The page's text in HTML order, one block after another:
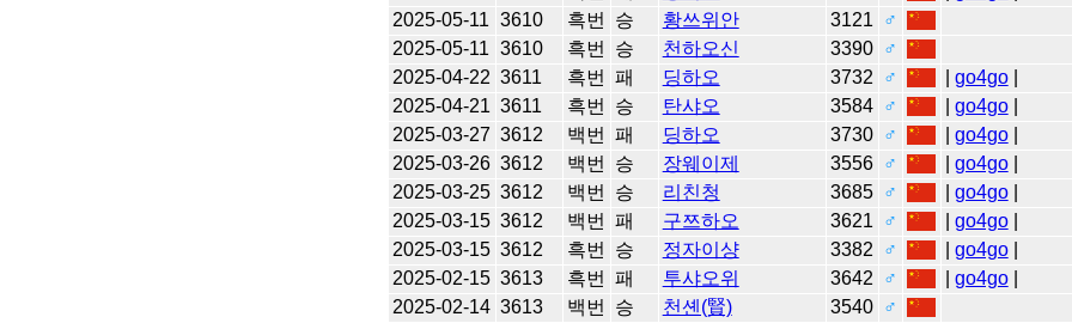
2025-05-11 3610 흑번 승 황쓰위안 3121
♂
2025-05-11 3610 흑번 승 천하오신 3390
♂
2025-04-22 3611 흑번 패 딩하오 3732 ♂ go4go|
2025-04-21 3611 흑번 승 탄샤오 3584 ♂ go4go|
2025-03-27 3612 백번 패 딩하오 3730 ♂ go4go|
2025-03-26 3612 백번 승 장웨이제 3556 ♂ go4go|
2025-03-25 3612 백번 승 리친청 3685 ♂ go4go|
2025-03-15 3612 백번 패 구쯔하오 3621 ♂ go4go|
2025-03-15 3612 흑번 승 정자이샹 3382 ♂ go4go|
2025-02-15 3613 흑번 패 투샤오위 3642 ♂ go4go|
2025-02-14 3613 백번 승 천셴(賢) 3540
♂